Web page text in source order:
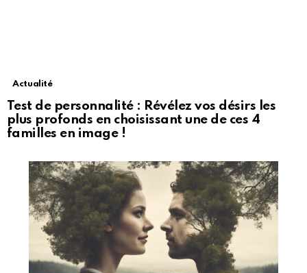
Actualité
Test de personnalité : Révélez vos désirs les
plus profonds en choisissant une de ces 4
familles en image !